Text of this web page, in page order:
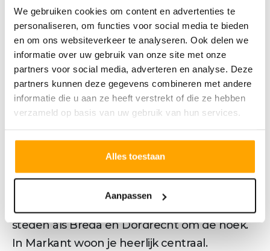
We gebruiken cookies om content en advertenties te
personaliseren, om functies voor social media te bieden
en om ons websiteverkeer te analyseren. Ook delen we
informatie over uw gebruik van onze site met onze
partners voor social media, adverteren en analyse. Deze
partners kunnen deze gegevens combineren met andere
informatie die u aan ze heeft verstrekt of die ze hebben
verzameld op basis van uw gebruik van hun services.
Alles toestaan
Aanpassen
plek waar je straks fijn woont, contact hebt
met je buren,geniet van het buitenleven en
je verbonden voelt met elkaar en met
omliggend landschap.
Markant ligt op een bijzondere plek, vlak bij
de rivier de Mark en niet ver van het
prachtige Hollands Diep, het uitgestrekte
gebied waar je volop geniet van water en
natuur. Tevens ben je zo in de gezellige
dorpskern van Zevenbergen. Ook het station
steden als Breda en Dordrecht om de hoek.
In Markant woon je heerlijk centraal.